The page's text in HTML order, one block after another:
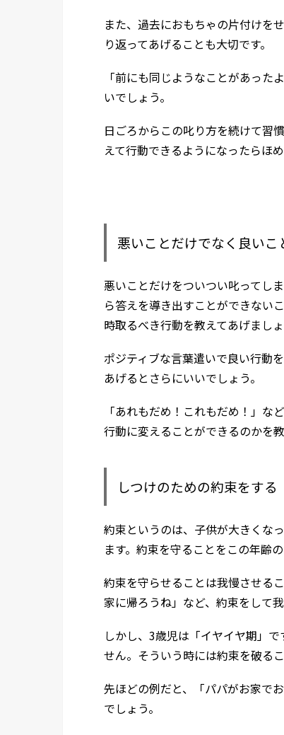
また、過去におもちゃの片付けを
り返ってあげることも大切です。
「前にも同じようなことがあっ
いでしょう。
日ごろからこの叱り方を続けて習
えて行動できるようになったらほ
悪いことだけでなく良いこ
悪いことだけをついつい叱ってし
ら答えを導き出すことができない
時取るべき行動を教えてあげましょ
ポジティブな言葉遣いで良い行動
あげるとさらにいいでしょう。
「あれもだめ！これもだめ！」
行動に変えることができるのかを
しつけのための約束をする
約束というのは、子供が大きくな
ます。約束を守ることをこの年齢
約束を守らせることは我慢させる
家に帰ろうね」など、約束をして
しかし、3歳児は「イヤイヤ期」
せん。そういう時には約束を破る
先ほどの例だと、「パパがお家で
でしょう。